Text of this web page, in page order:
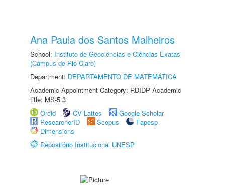
Ana Paula dos Santos Malheiros
School: Instituto de Geociências e Ciências Exatas
(Câmpus de Rio Claro)
Department: DEPARTAMENTO DE MATEMÁTICA
Academic Appointment Category: RDIDP Academic
title: MS-5.3
Orcid
CV Lattes
Google Scholar
ResearcherID
Scopus
Fapesp
Dimensions
Repositório Institucional UNESP